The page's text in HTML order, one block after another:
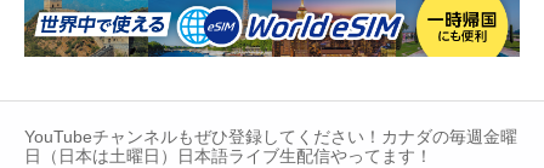
About Us
YouTubeチャンネルもぜひ登録してください！カナダの毎週金曜
日（日本は土曜日）日本語ライブ生配信やってます！